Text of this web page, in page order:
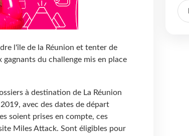
l'île de la Réunion et tenter de
gagnants du challenge mis en place
à destination de La Réunion
avec des dates de départ
soient prises en compte, ces
Miles Attack. Sont éligibles pour